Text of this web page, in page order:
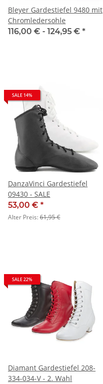
Bleyer Gardestiefel 9480 mit
Chromledersohle
116,00 € - 124,95 € *
SALE 14%
DanzaVinci Gardestiefel
09430 - SALE
53,00 € *
Alter Preis:61,95 €
SALE 22%
Diamant Gardestiefel 208-
334-034-V - 2. Wahl